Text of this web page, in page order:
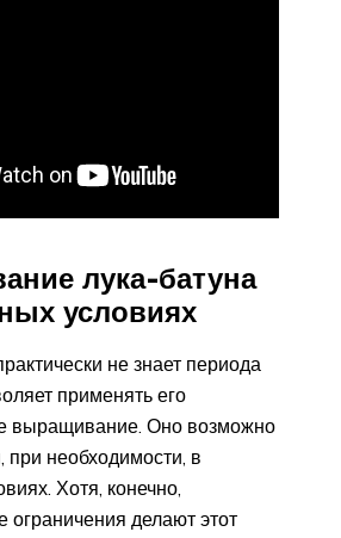
лука-батуна
условиях
не знает периода
применять его
выращивание. Оно возможно
при необходимости, в
Хотя, конечно,
ограничения делают этот